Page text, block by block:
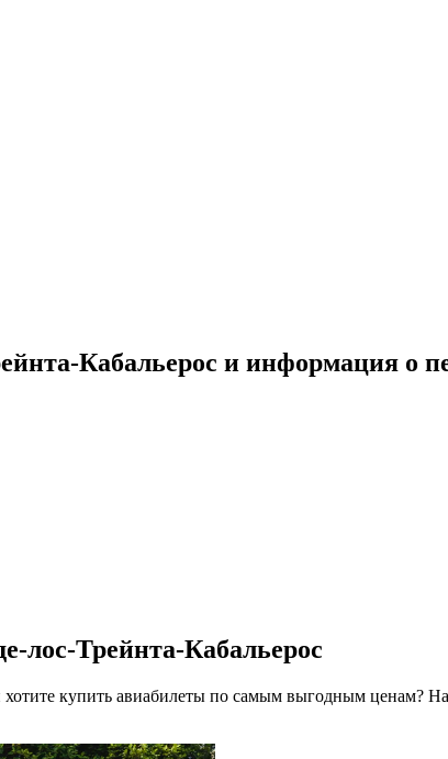
Кабальерос и информация о
лос-Трейнта-Кабальерос
хотите купить авиабилеты по самым выгодным ценам?